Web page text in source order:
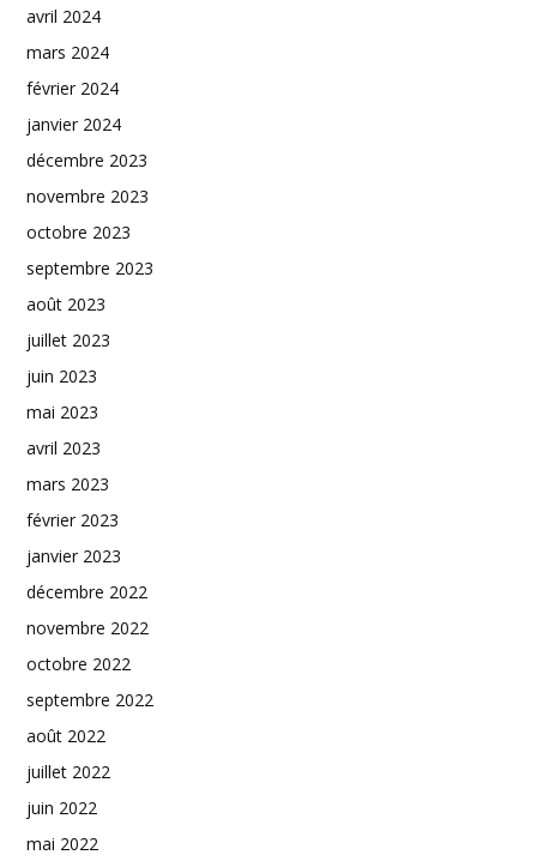
avril 2024
mars 2024
février 2024
janvier 2024
décembre 2023
novembre 2023
octobre 2023
septembre 2023
août 2023
juillet 2023
juin 2023
mai 2023
avril 2023
mars 2023
février 2023
janvier 2023
décembre 2022
novembre 2022
octobre 2022
septembre 2022
août 2022
juillet 2022
juin 2022
mai 2022